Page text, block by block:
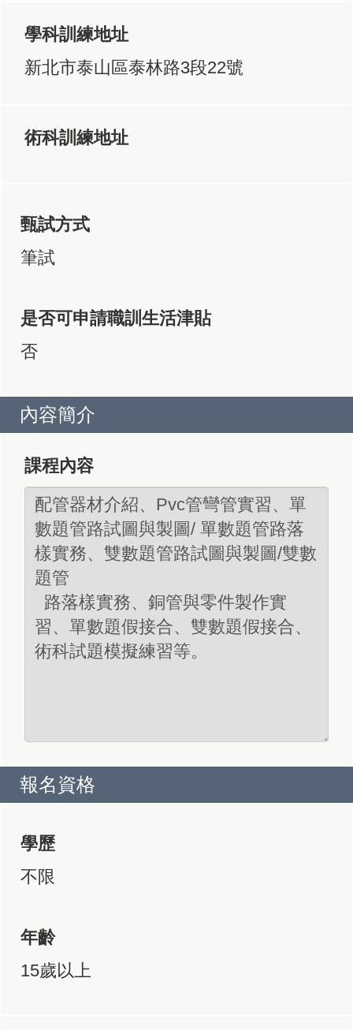
學科訓練地址
新北市泰山區泰林路3段22號
術科訓練地址
甄試方式
筆試
是否可申請職訓生活津貼
否
內容簡介
課程內容
報名資格
學歷
不限
年齡
15歲以上